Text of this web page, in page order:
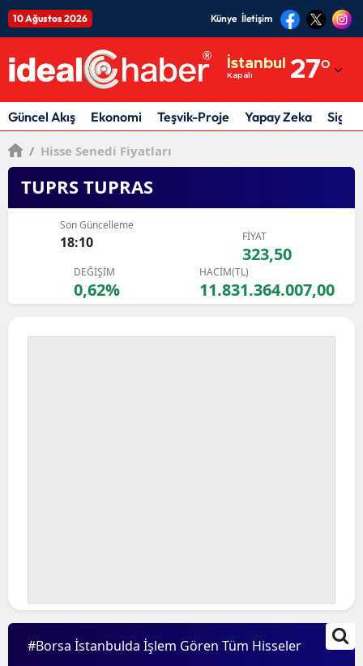
10 Ağustos 2026 Künye İletişim
İstanbul
Kapalı 27°
Adıyaman
Afyonkarahisar
Antalya
Artvin
Çankırı
Çorum
Güncel Akış Ekonomi Teşvik-Proje Yapay Zeka
/ Hisse Senedi Fiyatları
TUPRS TUPRAS
Son Güncelleme
18:10 FİYAT
323,50
DEĞİŞİM
0,62%
HACİM(TL)
11.831.364.007,00
#Borsa İstanbulda İşlem Gören Tüm Hisseler